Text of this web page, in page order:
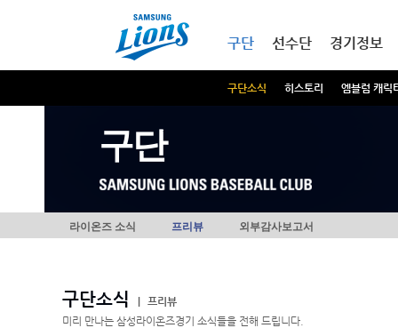
구단
구단소식 히스토리 엠블럼 캐릭
선수단 경기정보
구단
라이온즈 소식 프리뷰 외부감사보고서
구단소식
프리뷰
미리 만나는 삼성라이온즈경기 소식들을 전해 드립니다.